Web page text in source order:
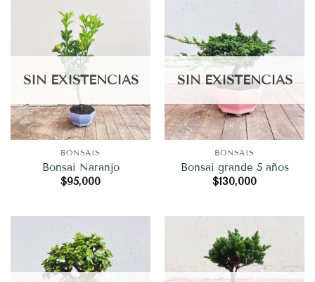
SIN EXISTENCIAS
BONSAIS
Bonsai Naranjo
$95,000
SIN EXISTENCIAS
BONSAIS
Bonsai grande 5 años
$130,000